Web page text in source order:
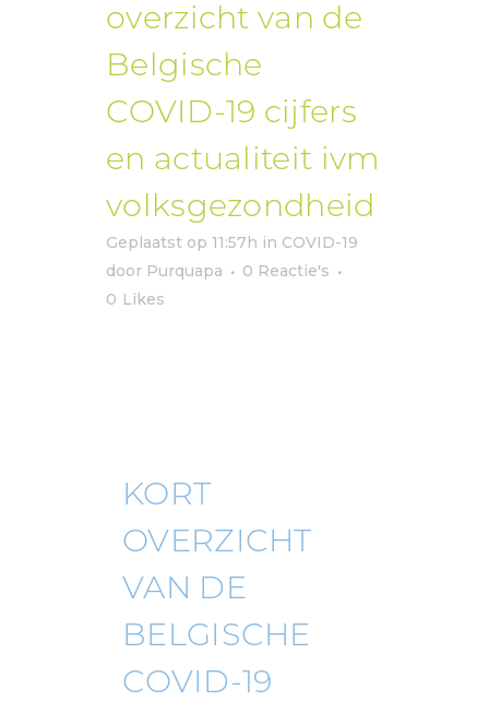
overzicht van de
Belgische
COVID-19 cijfers
en actualiteit ivm
volksgezondheid
Geplaatst op 11:57h in COVID-19
door Purquapa
0 Reactie's
0 Likes
KORT
OVERZICHT
VAN DE
BELGISCHE
COVID-19